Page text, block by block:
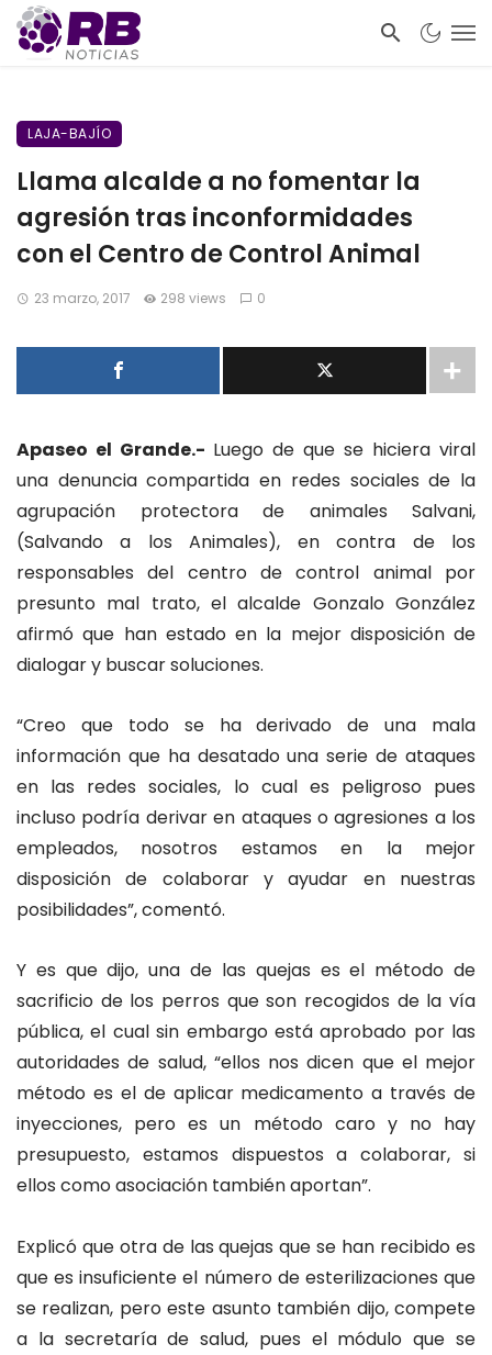
LAJA-BAJÍO
Llama alcalde a no fomentar la
agresión tras inconformidades
con el Centro de Control Animal
23 marzo, 2017 298 views 0
Apaseo el Grande.- Luego de que se hiciera viral
una denuncia compartida en redes sociales de la
agrupación protectora de animales Salvani,
(Salvando a los Animales), en contra de los
responsables del centro de control animal por
presunto mal trato, el alcalde Gonzalo González
afirmó que han estado en la mejor disposición de
dialogar y buscar soluciones.
“Creo que todo se ha derivado de una mala
información que ha desatado una serie de ataques
en las redes sociales, lo cual es peligroso pues
incluso podría derivar en ataques o agresiones a los
empleados, nosotros estamos en la mejor
disposición de colaborar y ayudar en nuestras
posibilidades”, comentó.
Y es que dijo, una de las quejas es el método de
sacrificio de los perros que son recogidos de la vía
pública, el cual sin embargo está aprobado por las
autoridades de salud, “ellos nos dicen que el mejor
método es el de aplicar medicamento a través de
inyecciones, pero es un método caro y no hay
presupuesto, estamos dispuestos a colaborar, si
ellos como asociación también aportan”.
Explicó que otra de las quejas que se han recibido es
que es insuficiente el número de esterilizaciones que
se realizan, pero este asunto también dijo, compete
a la secretaría de salud, pues el módulo que se